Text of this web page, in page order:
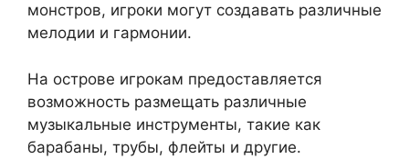
монстров, игроки могут создавать различные
мелодии и гармонии.
На острове игрокам предоставляется
возможность размещать различные
музыкальные инструменты, такие как
барабаны, трубы, флейты и другие.